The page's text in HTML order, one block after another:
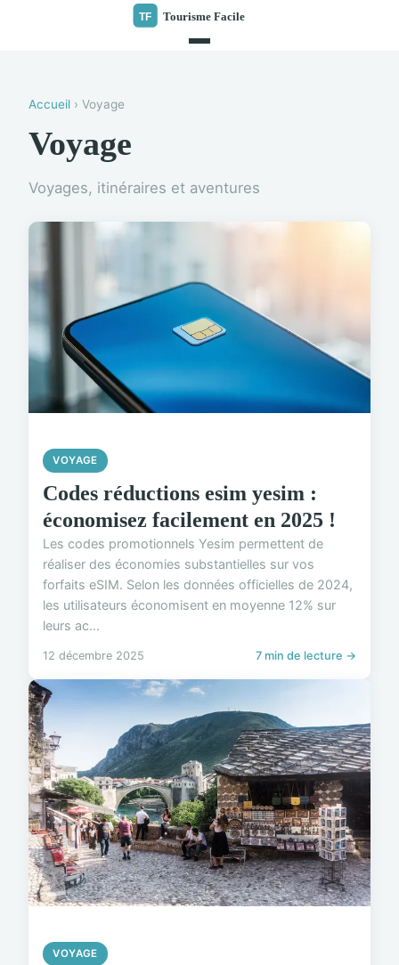
Accueil › Voyage
Voyage
Voyages, itinéraires et aventures
VOYAGE
Codes réductions esim yesim :
économisez facilement en 2025 !
Les codes promotionnels Yesim permettent de
réaliser des économies substantielles sur vos
forfaits eSIM. Selon les données officielles de 2024,
les utilisateurs économisent en moyenne 12% sur
leurs ac...
12 décembre 2025 7 min de lecture →
VOYAGE